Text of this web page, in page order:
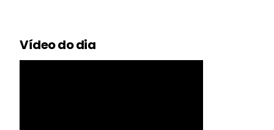
Vídeo do dia